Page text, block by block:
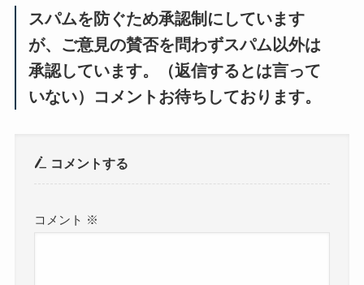
スパムを防ぐため承認制にしています
が、ご意見の賛否を問わずスパム以外は
承認しています。（返信するとは言って
いない）コメントお待ちしております。
コメントする
コメント ※